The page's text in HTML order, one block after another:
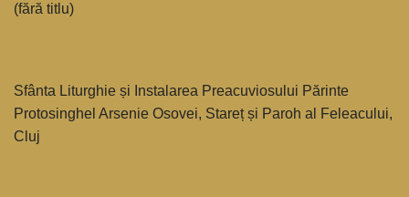
(fără titlu)
Sfânta Liturghie și Instalarea Preacuviosului Părinte
Protosinghel Arsenie Osovei, Stareț și Paroh al Feleacului,
Cluj